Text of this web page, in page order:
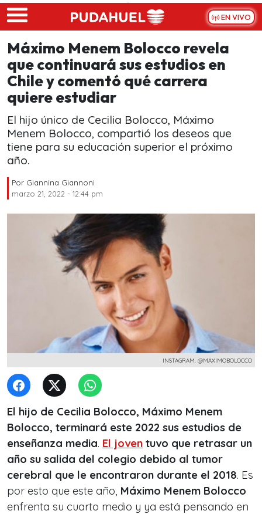
Skip to main content
EN VIVO
Máximo Menem Bolocco revela
que continuará sus estudios en
Chile y comentó qué carrera
quiere estudiar
El hijo único de Cecilia Bolocco, Máximo
Menem Bolocco, compartió los deseos que
tiene para su educación superior el próximo
año.
Por Giannina Giannoni
marzo 21, 2022 - 12:44 pm
INSTAGRAM: @MAXIMOBOLOCCO
El hijo de Cecilia Bolocco, Máximo Menem
Bolocco, terminará este 2022 sus estudios de
enseñanza media. El joven tuvo que retrasar un
año su salida del colegio debido al tumor
cerebral que le encontraron durante el 2018. Es
por esto que este año, Máximo Menem Bolocco
enfrenta su cuarto medio y ya está pensando en